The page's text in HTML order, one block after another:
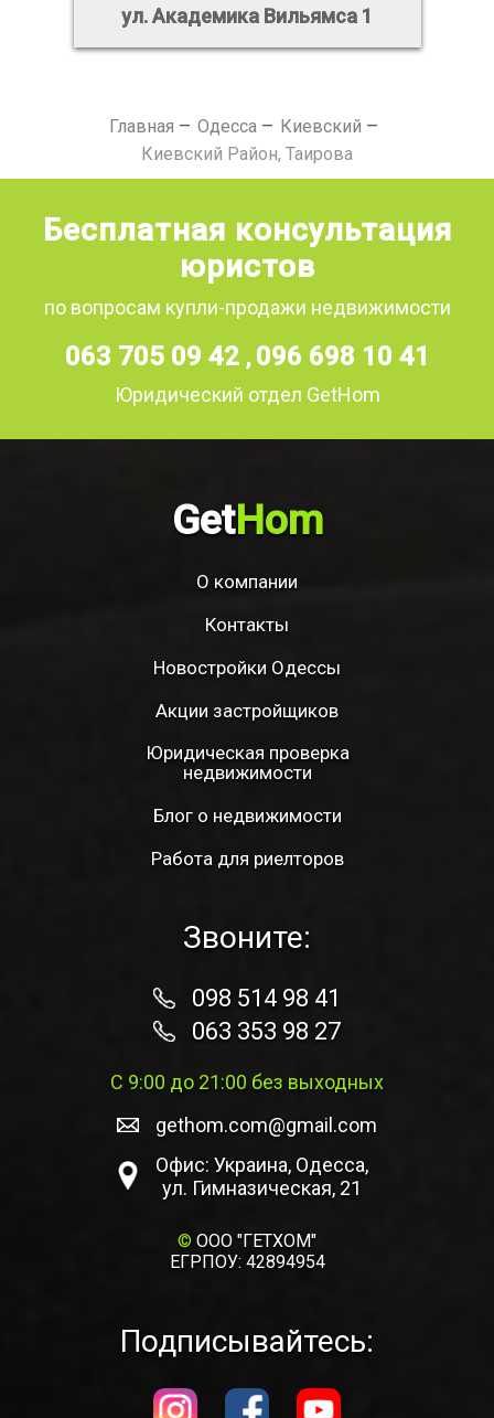
ул. Академика Вильямса 1
Главная Одесса
Киевский
Киевский Район, Таирова
Бесплатная консультация
юристов
по вопросам купли-продажи недвижимости
063 705 09 42 , 096 698 10 41
Юридический отдел GetHom
GetHom
О компании
Контакты
Новостройки Одессы
Акции застройщиков
Юридическая проверка
недвижимости
Блог о недвижимости
Работа для риелторов
Звоните:
098 514 98 41
063 353 98 27
С 9:00 до 21:00 без выходных
gethom.com@gmail.com
Офис: Украина, Одесса,
ул. Гимназическая, 21
© ООО "ГЕТХОМ"
ЕГРПОУ: 42894954
Подписывайтесь: